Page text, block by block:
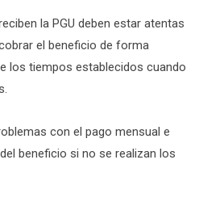
la PGU deben estar atentas
el beneficio de forma
los tiempos establecidos cuando
con el pago mensual e
beneficio si no se realizan los